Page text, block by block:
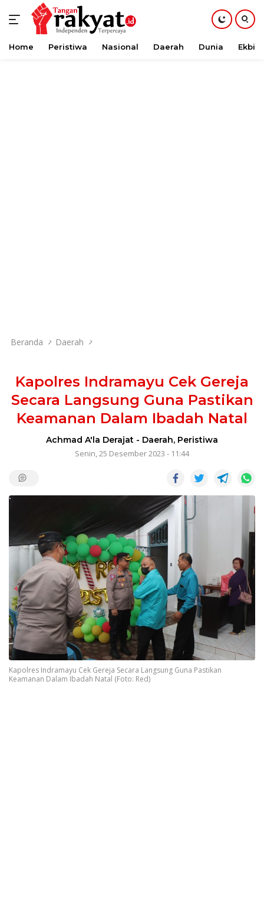
Langsung
Home Peristiwa Nasional Daerah Dunia Ekbis
Beranda Daerah
Kapolres Indramayu Cek Gereja
Secara Langsung Guna Pastikan
Keamanan Dalam Ibadah Natal
Achmad A'la Derajat - Daerah, Peristiwa
Senin, 25 Desember 2023 - 11:44
Kapolres Indramayu Cek Gereja Secara Langsung Guna Pastikan
Keamanan Dalam Ibadah Natal (Foto: Red)